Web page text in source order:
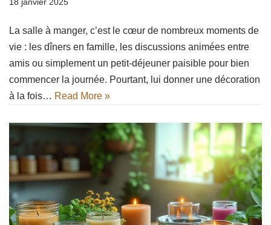
18 janvier 2025
La salle à manger, c’est le cœur de nombreux moments de
vie : les dîners en famille, les discussions animées entre
amis ou simplement un petit-déjeuner paisible pour bien
commencer la journée. Pourtant, lui donner une décoration
à la fois… Read More »